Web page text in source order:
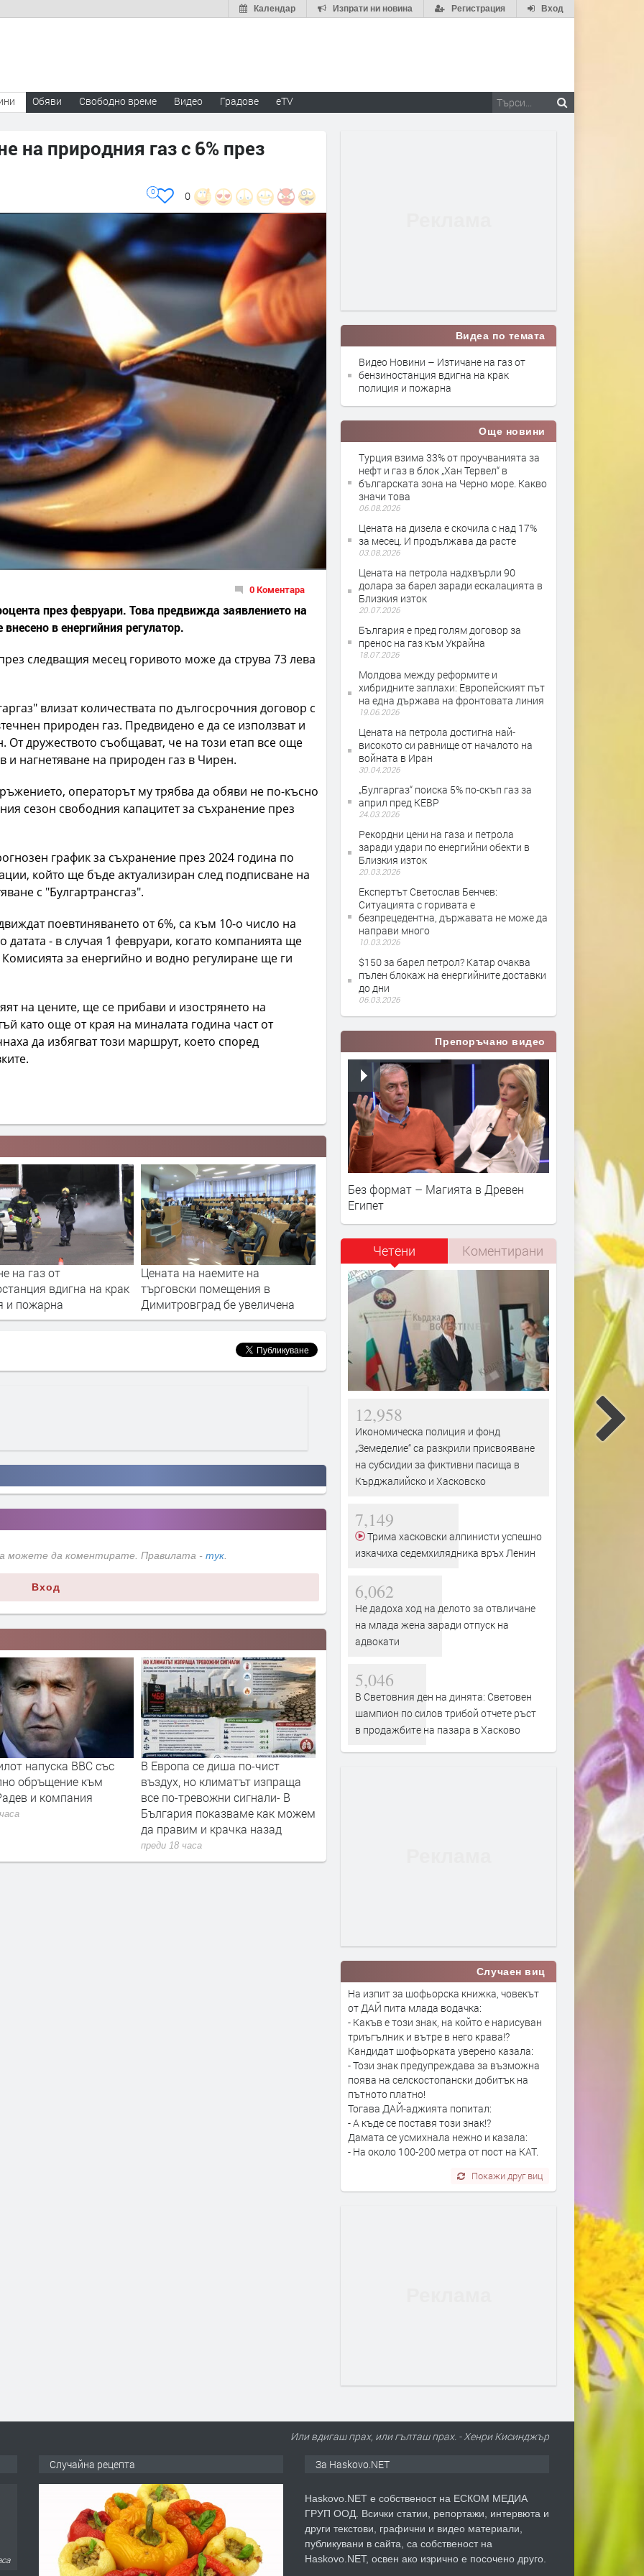
Вход
Регистрация
Изпрати ни новина
Календар
Обяви Свободно време Видео Градове eTV
на природния газ с 6% през
0
0
0 Коментара
през февруари. Това предвижда заявлението на
в енергийния регулатор.
следващия месец горивото може да струва 73 лева
влизат количествата по дългосрочния договор с
природен газ. Предвидено е да се използват и
От дружеството съобщават, че на този етап все още
и нагнетяване на природен газ в Чирен.
операторът му трябва да обяви не по-късно
сезон свободния капацитет за съхранение през
график за съхранение през 2024 година по
който ще бъде актуализиран след подписване на
с "Булгартрансгаз".
поевтиняването от 6%, са към 10-о число на
- в случая 1 февруари, когато компанията ще
за енергийно и водно регулиране ще ги
на цените, ще се прибави и изострянето на
като още от края на миналата година част от
да избягват този маршрут, което според
наемите на
помещения в
бе увеличена
В Смолян изтичане на газ от
бензиностанция уплаши хората
и вдигна на крак пожарната
Ще се повиши ли цената на
билета до Пловдив и София?
Изтичане на газ от
бензиностанция вдигна
полиция и пожарна
можете да коментирате. Правилата - тук.
Вход
се диша по-чист
климатът изпраща
сигнали- В
показваме как можем
Турция взима 33% от
проучванията за нефт и газ в
блок „Хан Тервел“ в
българската зона на Черно
море. Какво значи това
преди 18 часа
Сметната палата ще
Пеевски за конфликт на
Видеа по темата
Видео Новини – Изтичане на газ от
бензиностанция вдигна на крак
полиция и пожарна
Още новини
Турция взима 33% от проучванията за
нефт и газ в блок „Хан Тервел“ в
българската зона на Черно море. Какво
значи това
06.08.2026
Цената на дизела е скочила с над 17%
за месец. И продължава да расте
03.08.2026
Цената на петрола надхвърли 90
долара за барел заради ескалацията в
Близкия изток
20.07.2026
България е пред голям договор за
пренос на газ към Украйна
18.07.2026
Молдова между реформите и
хибридните заплахи: Европейският път
на една държава на фронтовата линия
19.06.2026
Цената на петрола достигна най-
високото си равнище от началото на
войната в Иран
30.04.2026
„Булгаргаз“ поиска 5% по-скъп газ за
април пред КЕВР
24.03.2026
Рекордни цени на газа и петрола
заради удари по енергийни обекти в
Близкия изток
20.03.2026
Експертът Светослав Бенчев:
Ситуацията с горивата е
безпрецедентна, държавата не може да
направи много
10.03.2026
$150 за барел петрол? Катар очаква
пълен блокаж на енергийните доставки
до дни
06.03.2026
Препоръчано видео
Без формат – Магията в Древен
Египет
Четени Коментирани
12,958
Икономическа полиция и фонд
„Земеделие“ са разкрили присвояване
на субсидии за фиктивни пасища в
Кърджалийско и Хасковско
7,149
Трима хасковски алпинисти успешно
изкачиха седемхилядника връх Ленин
6,062
Не дадоха ход на делото за отвличане
на млада жена заради отпуск на
адвокати
5,046
В Световния ден на динята: Световен
шампион по силов трибой отчете ръст
в продажбите на пазара в Хасково
Случаен виц
На изпит за шофьорска книжка, човекът
от ДАЙ пита млада водачка:
- Какъв е този знак, на който е нарисуван
триъгълник и вътре в него крава!?
Кандидат шофьорката уверено казала:
- Този знак предупреждава за възможна
поява на селскостопански добитък на
пътното платно!
Тогава ДАЙ-аджията попитал:
- А къде се поставя този знак!?
Дамата се усмихнала нежно и казала:
- На около 100-200 метра от пост на КАТ.
Покажи друг виц
Или вдигаш прах, или гълташ прах. - Хенри Кисинджър
Случайна рецепта За Haskovo.NET
Haskovo.NET е собственост на ЕСКОМ МЕДИА
ГРУП ООД. Всички статии, репортажи, интервюта и
други текстови, графични и видео материали,
публикувани в сайта, са собственост на
Haskovo.NET, освен ако изрично е посочено друго.